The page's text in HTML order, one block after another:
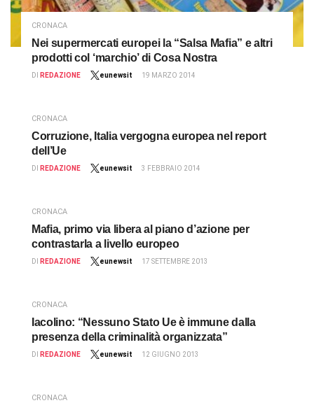
CRONACA
Nei supermercati europei la “Salsa Mafia” e altri
prodotti col ‘marchio’ di Cosa Nostra
DI REDAZIONE eunewsit 19 MARZO 2014
CRONACA
Corruzione, Italia vergogna europea nel report
dell’Ue
DI REDAZIONE eunewsit 3 FEBBRAIO 2014
CRONACA
Mafia, primo via libera al piano d’azione per
contrastarla a livello europeo
DI REDAZIONE eunewsit 17 SETTEMBRE 2013
CRONACA
Iacolino: “Nessuno Stato Ue è immune dalla
presenza della criminalità organizzata”
DI REDAZIONE eunewsit 12 GIUGNO 2013
CRONACA